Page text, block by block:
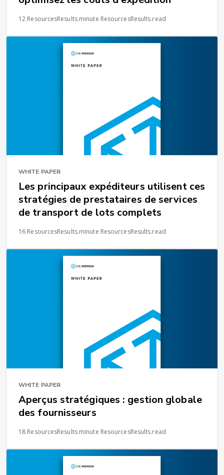
12 ResourcesResults.minute ResourcesResults.read
WHITE PAPER
Les principaux expéditeurs utilisent ces
stratégies de prestataires de services
de transport de lots complets
16 ResourcesResults.minute ResourcesResults.read
WHITE PAPER
Aperçus stratégiques : gestion globale
des fournisseurs
18 ResourcesResults.minute ResourcesResults.read